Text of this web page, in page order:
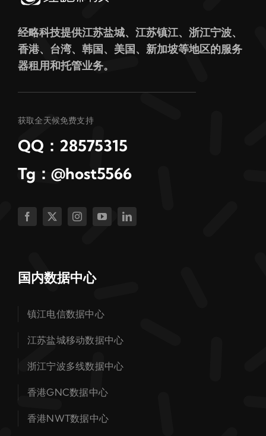
经略科技提供江苏盐城、江苏镇江、浙江宁波、
香港、台湾、韩国、美国、新加坡等地区的服务
器租用和托管业务。
获取全天候免费支持
QQ：28575315
Tg：@host5566
国内数据中心
镇江电信数据中心
江苏盐城移动数据中心
浙江宁波多线数据中心
香港GNC数据中心
香港NWT数据中心